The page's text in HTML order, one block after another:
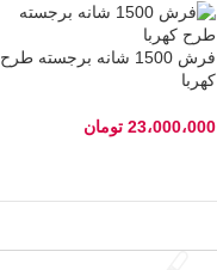
فرش 1500 شانه برجسته طرح
کهربا
23،000،000 تومان